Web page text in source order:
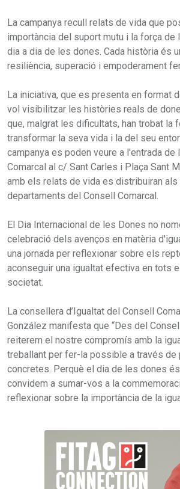
La campanya recull relats de vida que
importància del suport mutu i la força de
dia a dia de les dones. Cada història és
resiliència, superació i empoderament
La iniciativa, que es presenta en format
vol visibilitzar les històries reals de
que, malgrat les dificultats, han trobat la
transformar la seva vida i la del seu
campanya es poden veure a l'entrada de
Comarcal al c/ Sant Carles i Plaça Sant
amb els relats de vida es distribuiran
departaments del Consell Comarcal.
El Dia Internacional de les Dones no
celebració dels avenços en matèria
una jornada per reflexionar sobre els
aconseguir una igualtat efectiva en tots
societat.
La consellera d’Igualtat del Consell
González manifesta que “Des del
reiterem el nostre compromís amb la
treballant per fer-la possible a través
concretes. Perquè el dia de les dones
convidem a sumar-vos a la
reflexionar sobre la importància de la